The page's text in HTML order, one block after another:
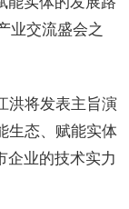
业交流盛会之
洪将发表主旨演
生态、赋能实体
企业的技术实力